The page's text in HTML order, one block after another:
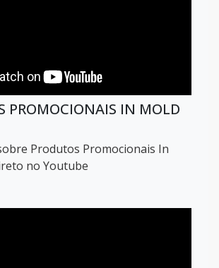
PROMOCIONAIS IN MOLD
Produtos Promocionais In
no Youtube